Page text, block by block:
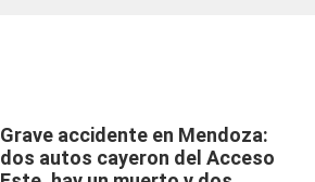
Grave accidente en Mendoza:
dos autos cayeron del Acceso